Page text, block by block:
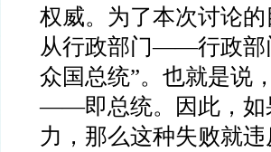
权威。为了本次讨论
从行政部门——行政部
众国总统”。也就是说
——即总统。因此，
力，那么这种失败就